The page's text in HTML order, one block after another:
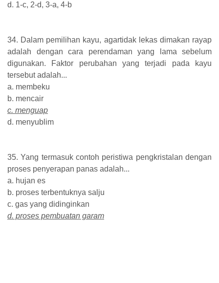
d. 1-c, 2-d, 3-a, 4-b
34. Dalam pemilihan kayu, agartidak lekas dimakan rayap
adalah dengan cara perendaman yang lama sebelum
digunakan. Faktor perubahan yang terjadi pada kayu
tersebut adalah...
a. membeku
b. mencair
c. menguap
d. menyublim
35. Yang termasuk contoh peristiwa pengkristalan dengan
proses penyerapan panas adalah...
a. hujan es
b. proses terbentuknya salju
c. gas yang didinginkan
d. proses pembuatan garam